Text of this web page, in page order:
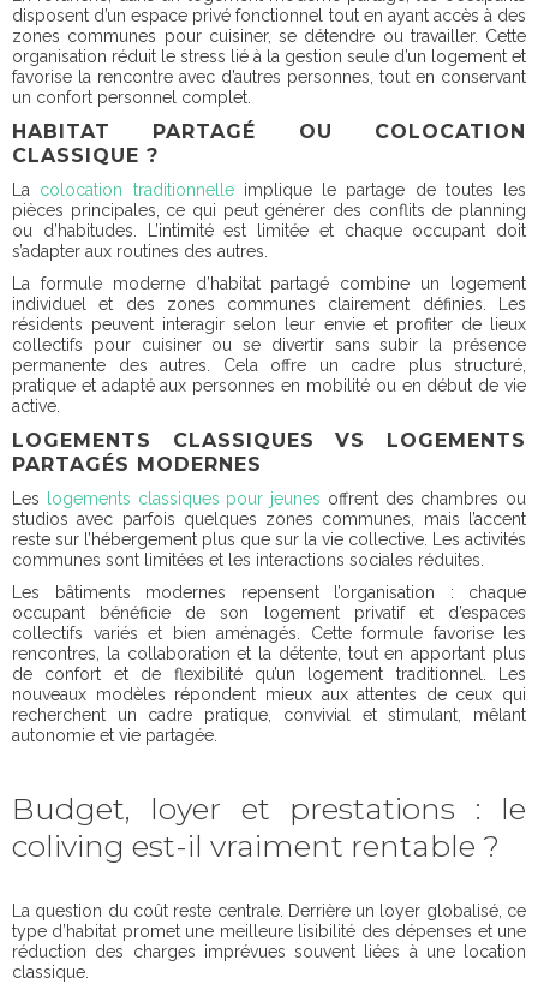
disposent d’unespace privé fonctionnel tout en ayant accès à des
zones communes pour cuisiner, se détendre ou travailler. Cette
organisation réduit le stress lié à la gestion seule d’un logement et
favorise la rencontre avec d’autres personnes, tout en conservant
un confort personnel complet.
HABITAT PARTAGÉ OU COLOCATION
CLASSIQUE ?
La colocation traditionnelleimplique le partage de toutes les
pièces principales, ce qui peut générer des conflits de planning
ou d’habitudes. L’intimité est limitée et chaque occupant doit
s’adapter aux routines des autres.
La formule moderne d’habitat partagé combine un logement
individuel et des zones communes clairement définies. Les
résidents peuvent interagir selon leur envie et profiter de lieux
collectifs pour cuisiner ou se divertir sans subir la présence
permanente des autres. Cela offre un cadre plus structuré,
pratique et adapté aux personnes en mobilité ou en début de vie
active.
LOGEMENTS CLASSIQUES VS LOGEMENTS
PARTAGÉS MODERNES
Les logements classiques pour jeunes offrent des chambres ou
studios avec parfois quelques zones communes, mais l’accent
reste sur l’hébergement plus que sur la vie collective. Les activités
communes sont limitées et les interactions sociales réduites.
Les bâtiments modernes repensent l’organisation : chaque
occupant bénéficie de son logement privatif et d’espaces
collectifs variés et bien aménagés. Cette formule favorise les
rencontres, la collaboration et la détente, tout en apportant plus
de confort et de flexibilité qu’un logement traditionnel. Les
nouveaux modèles répondent mieux aux attentes de ceux qui
recherchent un cadre pratique, convivial et stimulant, mêlant
autonomie et vie partagée.
Budget, loyer et prestations : le
coliving est-il vraiment rentable ?
La question du coût reste centrale. Derrière un loyer globalisé, ce
type d’habitat promet une meilleure lisibilité des dépenses et une
réduction des charges imprévues souvent liées à une location
classique.